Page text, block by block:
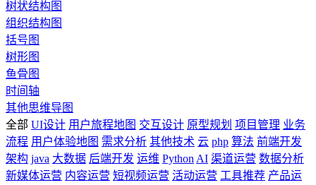
树状结构图
组织结构图
括号图
树形图
鱼骨图
时间轴
其他思维导图
全部 UI设计 用户旅程地图 交互设计 原型规划 项目管理 业务
流程 用户体验地图 需求分析 其他技术 云 php 算法 前端开发
架构 java 大数据 后端开发 运维 Python AI 渠道运营 数据分析
新媒体运营 内容运营 短视频运营 活动运营 工具推荐 产品运